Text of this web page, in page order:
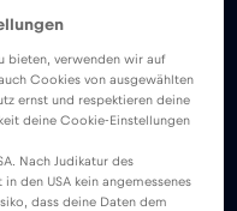
ist für die
bieten, verwenden wir auf
Cookies von ausgewählten
ernst und respektieren deine
deine Cookie-Einstellungen
Nach Judikatur des
den USA kein angemessenes
dass deine Daten dem